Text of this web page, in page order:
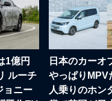
1億円
ルーチ
ョニー
日本のカーオ
やっぱりMPV
人乗りのホン